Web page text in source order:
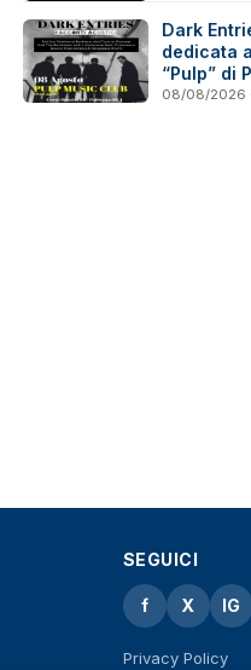
Dark
dedicata
“Pulp” di
08/08/2026
SEGUICI
f X IG
Privacy Policy